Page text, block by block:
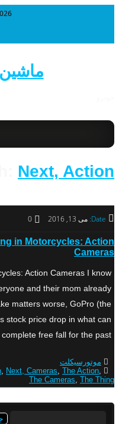
Next, Action
Date: می 13, 2016 0
in Motorcycles: Action
Cameras
Action Cameras I know
and their mom already
matters worse, GoPro (the
stock price drop in what can
free fall for the past […]
موتورسیکلت
, Next, Cameras, The Action,
The Cameras, The Thing